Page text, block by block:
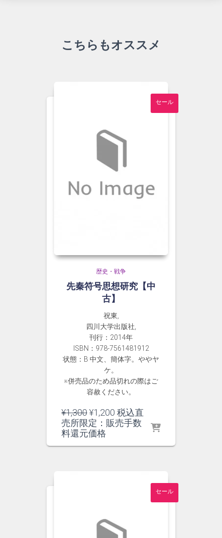
こちらもオススメ
セール
歴史・戦争
先秦符号思想研究【中
古】
祝東,
四川大学出版社,
刊行：2014年
ISBN：978-7561481912
状態：B 中文、簡体字。ややヤ
ケ。
※併売品のため品切れの際はご
容赦ください。
¥1,300元
の
価
¥1,200 現
在
税込直
売所限定：販売手数
料還元価格
セール